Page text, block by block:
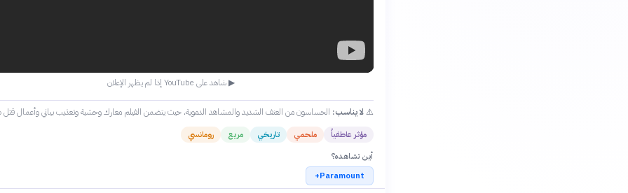
▶ شاهد على YouTube إذا لم يظهر الإعلان
⚠️لا يناسب: الحساسون من العنف الشديد والمشاهد الدموية، حيث يتضمن الفيلم معارك وحشية وتعذيب بياني وأعمال
مؤثر عاطفياً ملحمي تاريخي مريع
رومانسي
أين تشاهده؟
Paramount+